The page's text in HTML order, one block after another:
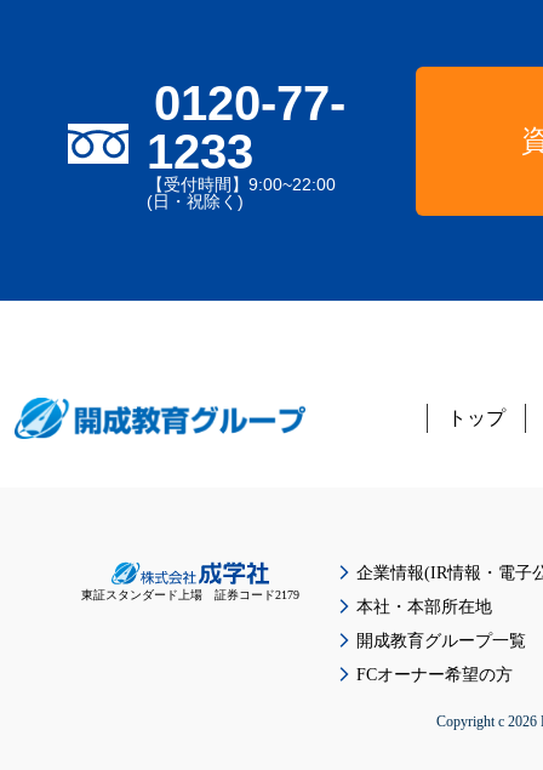
0120-77-
1233
【受付時間】9:00~22:00
(日・祝除く)
トップ
東証スタンダード上場 証券コード2179
企業情報(IR情報・電子
本社・本部所在地
開成教育グループ一覧
FCオーナー希望の方
Copyright c 2026